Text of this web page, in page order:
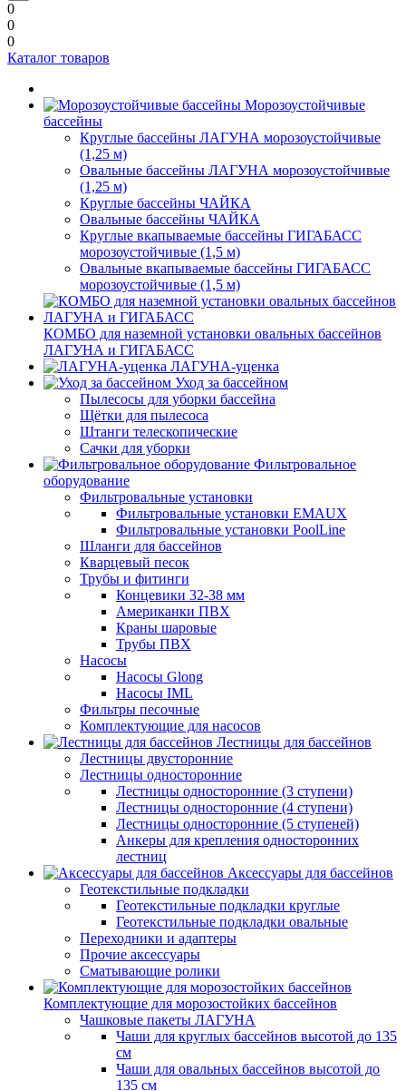
0
0
0
Каталог товаров
Морозоустойчивые
бассейны
Круглые бассейны ЛАГУНА морозоустойчивые
(1,25 м)
Овальные бассейны ЛАГУНА морозоустойчивые
(1,25 м)
Круглые бассейны ЧАЙКА
Овальные бассейны ЧАЙКА
Круглые вкапываемые бассейны ГИГАБАСС
морозоустойчивые (1,5 м)
Овальные вкапываемые бассейны ГИГАБАСС
морозоустойчивые (1,5 м)
КОМБО для наземной установки овальных бассейнов
ЛАГУНА и ГИГАБАСС
ЛАГУНА-уценка
Уход за бассейном
Пылесосы для уборки бассейна
Щётки для пылесоса
Штанги телескопические
Сачки для уборки
Фильтровальное
оборудование
Фильтровальные установки
Фильтровальные установки EMAUX
Фильтровальные установки PoolLine
Шланги для бассейнов
Кварцевый песок
Трубы и фитинги
Концевики 32-38 мм
Американки ПВХ
Краны шаровые
Трубы ПВХ
Насосы
Насосы Glong
Насосы IML
Фильтры песочные
Комплектующие для насосов
Лестницы для бассейнов
Лестницы двусторонние
Лестницы односторонние
Лестницы односторонние (3 ступени)
Лестницы односторонние (4 ступени)
Лестницы односторонние (5 ступеней)
Анкеры для крепления односторонних
лестниц
Аксессуары для бассейнов
Геотекстильные подкладки
Геотекстильные подкладки круглые
Геотекстильные подкладки овальные
Переходники и адаптеры
Прочие аксессуары
Сматывающие ролики
Комплектующие для морозостойких бассейнов
Чашковые пакеты ЛАГУНА
Чаши для круглых бассейнов высотой до 135
см
Чаши для овальных бассейнов высотой до
135 см